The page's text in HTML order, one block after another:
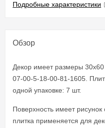
Подробные характеристики
Обзор
Декор имеет размеры
07-00-5-18-00-81-1605.
одной упаковке: 7 шт.
Поверхность имеет
плитка применяется для